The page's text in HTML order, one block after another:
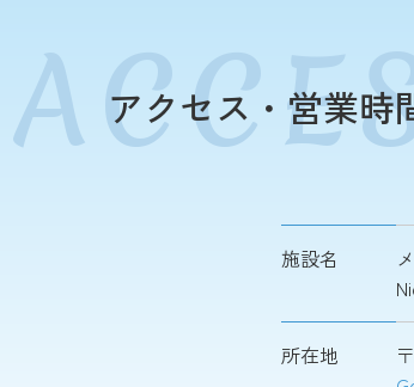
アクセス・営業時
施設名
所在地